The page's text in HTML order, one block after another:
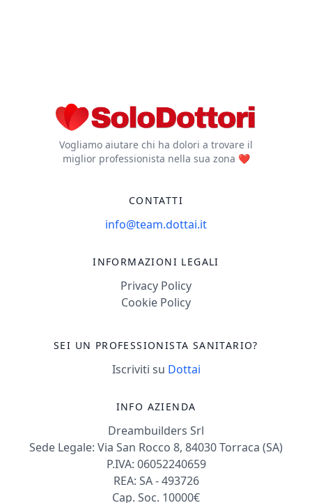
Vogliamo aiutare chi ha dolori a trovare il
miglior professionista nella sua zona ❤️
CONTATTI
info@team.dottai.it
INFORMAZIONI LEGALI
Privacy Policy
Cookie Policy
SEI UN PROFESSIONISTA SANITARIO?
Iscriviti su Dottai
INFO AZIENDA
Dreambuilders Srl
Sede Legale: Via San Rocco 8, 84030 Torraca (SA)
P.IVA: 06052240659
REA: SA - 493726
Cap. Soc. 10000€